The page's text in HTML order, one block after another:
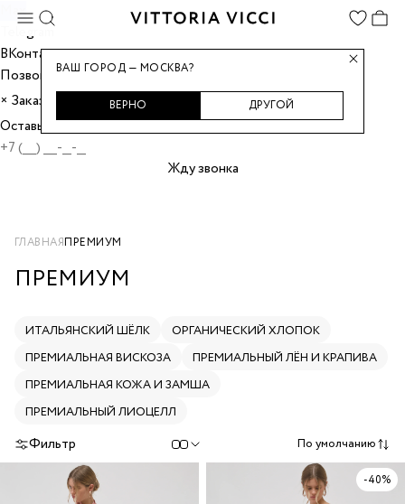
Max
Telegram
ВКонтакте
Позвонить
× Заказать звонок
Оставьте номер, и мы перезвоним вам.
Жду звонка
ГЛАВНАЯПРЕМИУМ
ПРЕМИУМ
ИТАЛЬЯНСКИЙ ШЁЛК
ОРГАНИЧЕСКИЙ ХЛОПОК
ПРЕМИАЛЬНАЯ ВИСКОЗА
ПРЕМИАЛЬНЫЙ ЛЁН И КРАПИВА
ПРЕМИАЛЬНАЯ КОЖА И ЗАМША
ПРЕМИАЛЬНЫЙ ЛИОЦЕЛЛ
Фильтр По умолчанию
-40%
ВАШ ГОРОД — МОСКВА?
ВЕРНО ДРУГОЙ